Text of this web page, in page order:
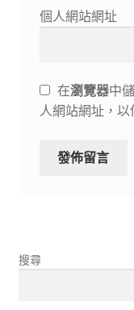
個人網站網址
在瀏覽器中
人網站網址，以
搜尋